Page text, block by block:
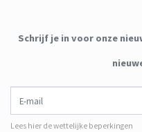
Schrijf je in voor onze
Lees hier de wettelijke beperkingen